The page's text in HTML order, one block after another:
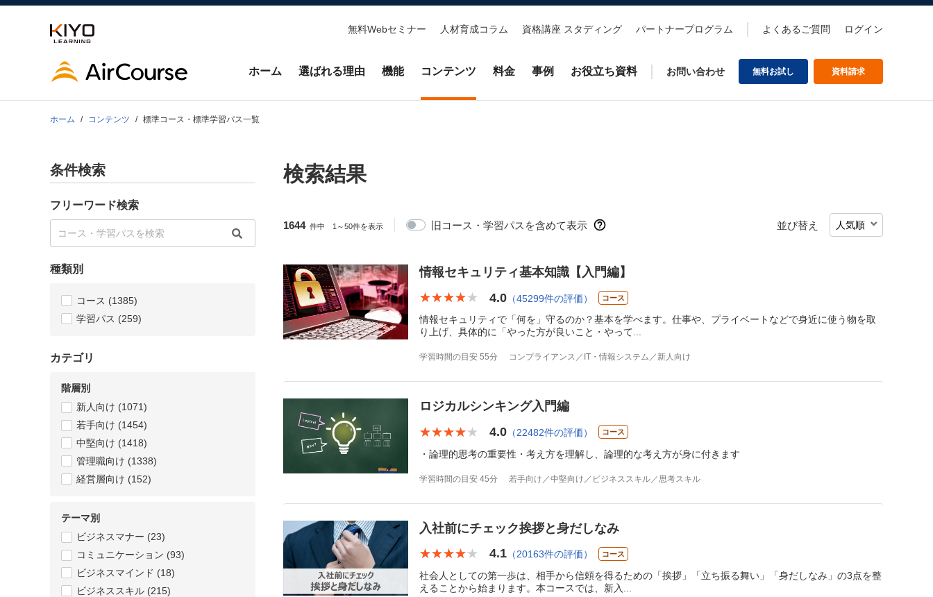
無料Webセミナー 人材育成コラム 資格講座 スタディング パートナープログラム よくあるご質問 ログイン
ホーム 選ばれる理由 機能 コンテンツ 料金 事例 お役立ち資料 お問い合わせ 無料お試し 資料請求
ホーム コンテンツ 標準コース・標準学習パス一覧
条件検索
フリーワード検索
種類別
コース (1385)
学習パス (259)
カテゴリ
階層別
新人向け (1071)
若手向け (1454)
中堅向け (1418)
管理職向け (1338)
経営層向け (152)
テーマ別
ビジネスマナー (23)
コミュニケーション (93)
ビジネスマインド (18)
ビジネススキル (215)
検索結果
1644 件中 1～50件を表示 旧コース・学習パスを含めて表示 並び替え
情報セキュリティ基本知識【入門編】
★★★★★
★★★★★ 4.0 （45299件の評価） コース
情報セキュリティで「何を」守るのか？基本を学べます。仕事や、プライベートなどで身近に使う物を取
り上げ、具体的に「やった方が良いこと・やって...
学習時間の目安 55分 コンプライアンス／IT・情報システム／新人向け
ロジカルシンキング入門編
★★★★★
★★★★★ 4.0 （22482件の評価） コース
・論理的思考の重要性・考え方を理解し、論理的な考え方が身に付きます
学習時間の目安 45分 若手向け／中堅向け／ビジネススキル／思考スキル
入社前にチェック挨拶と身だしなみ
★★★★★
★★★★★ 4.1 （20163件の評価） コース
社会人としての第一歩は、相手から信頼を得るための「挨拶」「立ち振る舞い」「身だしなみ」の3点を整
えることから始まります。本コースでは、新入